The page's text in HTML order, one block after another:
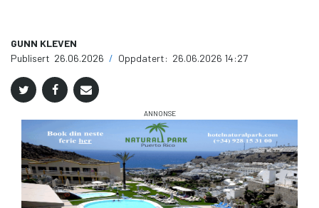
GUNN KLEVEN
Publisert 26.06.2026 / Oppdatert: 26.06.2026 14:27